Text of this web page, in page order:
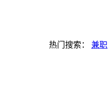
热门搜索： 兼职